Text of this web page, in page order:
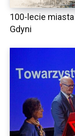
100-lecie
Gdyni